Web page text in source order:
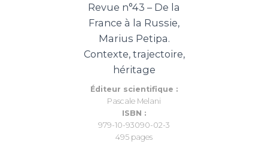
Revue n°43 – De la
France à la Russie,
Marius Petipa.
Contexte, trajectoire,
héritage
Éditeur scientifique :
Pascale Melani
ISBN :
979-10-93090-02-3
495 pages